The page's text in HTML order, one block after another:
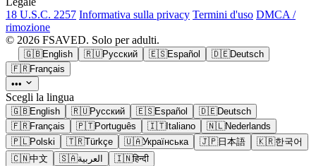
18 U.S.C. 2257 Informativa sulla privacy Termini d'uso DMCA /
rimozione
© 2026 FSAVED. Solo per adulti.
🇬🇧English 🇷🇺Русский 🇪🇸Español 🇩🇪Deutsch
🇫🇷Français
•••
Scegli la lingua
🇬🇧English 🇷🇺Русский 🇪🇸Español 🇩🇪Deutsch
🇫🇷Français 🇵🇹Português 🇮🇹Italiano 🇳🇱Nederlands
🇵🇱Polski 🇹🇷Türkçe 🇺🇦Українська 🇯🇵日本語 🇰🇷한국어
🇨🇳中文 🇸🇦العربية 🇮🇳हिन्दी